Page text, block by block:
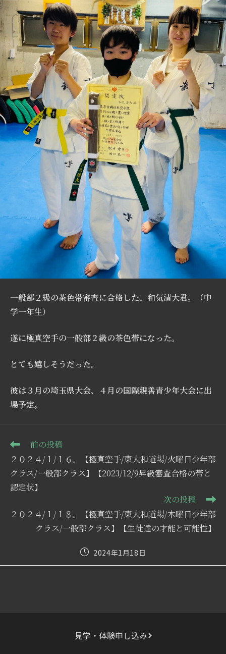
一般部２級の茶色帯審査に合格した、和気清大君。（中
学一年生）
遂に極真空手の一般部２級の茶色帯になった。
とても嬉しそうだった。
彼は３月の埼玉県大会、４月の国際親善青少年大会に出
場予定。
そ
他
の
記
事
読
む
前の投稿
２０２４/１/１６。【極真空手/東大和道場/火曜日少年部
クラス/一般部クラス】【2023/12/9昇級審査合格の帯と
認定状】
次の投稿
２０２４/１/１８。【極真空手/東大和道場/木曜日少年部
クラス/一般部クラス】【生徒達の才能と可能性】
投
2024年1月18日
見学・体験申し込み